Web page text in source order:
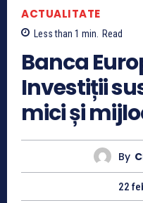
ACTUALITATE
Less than 1 min. Read
Banca
Investiții
mici și
By
22